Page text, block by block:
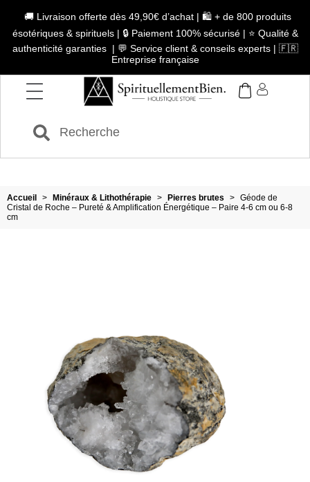
🚚 Livraison offerte dès 49,90€ d’achat | 🛍️ + de 800 produits
ésotériques & spirituels | 🔒 Paiement 100% sécurisé | ⭐ Qualité &
authenticité garanties | 💬 Service client & conseils experts | 🇫🇷
Entreprise française
Accueil > Minéraux & Lithothérapie > Pierres brutes > Géode de
Cristal de Roche – Pureté & Amplification Énergétique – Paire 4-6 cm ou 6-8
cm